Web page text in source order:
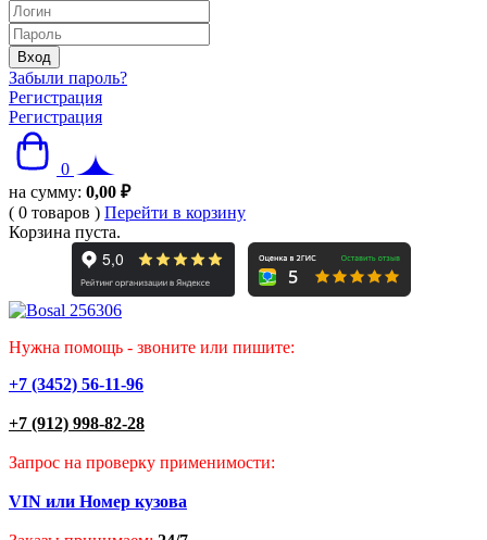
Забыли пароль?
Регистрация
Регистрация
0
на сумму: 0,00 ₽
( 0 товаров ) Перейти в корзину
Корзина пуста.
Нужна помощь - звоните или пишите:
+7 (3452) 56-11-96
+7 (912) 998-82-28
Запрос на проверку применимости:
VIN или Номер кузова